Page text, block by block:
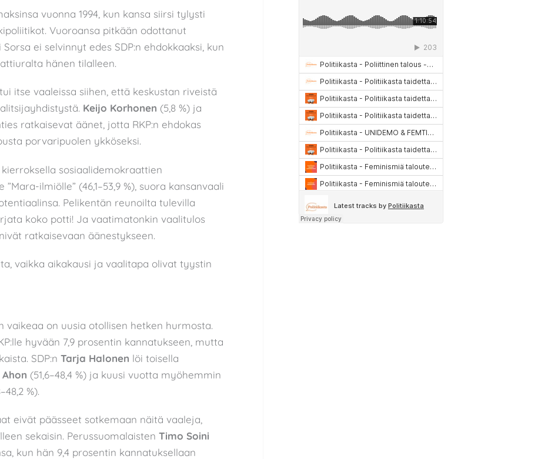
vuonna 1994, kun kansa siirsi tylysti
Vuoroansa pitkään odottanut
ei selvinnyt edes SDP:n ehdokkaaksi, kun
hänen tilalleen.
itse vaaleissa siihen, että keskustan riveistä
Keijo Korhonen (5,8 %) ja
ratkaisevat äänet, jotta RKP:n ehdokas
porvaripuolen ykköseksi.
sosiaalidemokraattien
ilmiölle” (46,1–53,9 %), suora kansanvaali
Pelikentän reunoilta tulevilla
koko potti! Ja vaatimatonkin vaalitulos
ratkaisevaan äänestykseen.
vaikka aikakausi ja vaalitapa olivat tyystin
vaikeaa on uusia otollisen hetken hurmosta.
hyvään 7,9 prosentin kannatukseen, mutta
SDP:n Tarja Halonen löi toisella
Ahon (51,6–48,4 %) ja kuusi vuotta myöhemmin
%).
eivät päässeet sotkemaan näitä vaaleja,
sekaisin. Perussuomalaisten Timo Soini
kun hän 9,4 prosentin kannatuksellaan